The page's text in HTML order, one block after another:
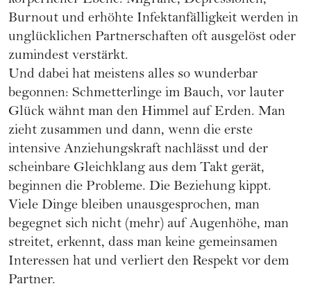
Burnout und erhöhte Infektanfälligkeit werden in
unglücklichen Partnerschaften oft ausgelöst oder
zumindest verstärkt.
Und dabei hat meistens alles so wunderbar
begonnen: Schmetterlinge im Bauch, vor lauter
Glück wähnt man den Himmel auf Erden. Man
zieht zusammen und dann, wenn die erste
intensive Anziehungskraft nachlässt und der
scheinbare Gleichklang aus dem Takt gerät,
beginnen die Probleme. Die Beziehung kippt.
Viele Dinge bleiben unausgesprochen, man
begegnet sich nicht (mehr) auf Augenhöhe, man
streitet, erkennt, dass man keine gemeinsamen
Interessen hat und verliert den Respekt vor dem
Partner.